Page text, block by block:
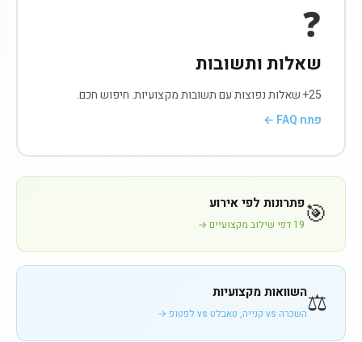
❓
שאלות ותשובות
25+ שאלות נפוצות עם תשובות מקצועיות. חיפוש חכם.
פתח FAQ ←
🎯פתרונות לפי אירוע
19 דפי שילוב מקצועיים →
⚖️השוואות מקצועיות
השכרה vs קנייה, טאבלט vs לפטופ →